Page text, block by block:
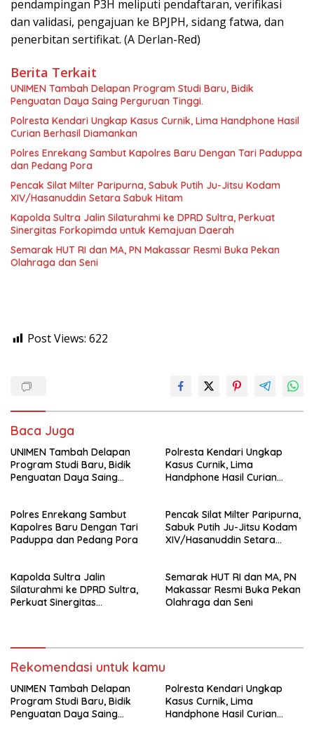
pendampingan P3H meliputi pendaftaran, verifikasi
dan validasi, pengajuan ke BPJPH, sidang fatwa, dan
penerbitan sertifikat. (A Derlan-Red)
Berita Terkait
UNIMEN Tambah Delapan Program Studi Baru, Bidik
Penguatan Daya Saing Perguruan Tinggi.
Polresta Kendari Ungkap Kasus Curnik, Lima Handphone Hasil
Curian Berhasil Diamankan
Polres Enrekang Sambut Kapolres Baru Dengan Tari Paduppa
dan Pedang Pora
Pencak Silat Milter Paripurna, Sabuk Putih Ju-Jitsu Kodam
XIV/Hasanuddin Setara Sabuk Hitam
Kapolda Sultra Jalin Silaturahmi ke DPRD Sultra, Perkuat
Sinergitas Forkopimda untuk Kemajuan Daerah
Semarak HUT RI dan MA, PN Makassar Resmi Buka Pekan
Olahraga dan Seni
Post Views: 622
Baca Juga
UNIMEN Tambah Delapan
Program Studi Baru, Bidik
Penguatan Daya Saing
Polresta Kendari Ungkap
Kasus Curnik, Lima
Handphone Hasil Curian
Polres Enrekang Sambut
Kapolres Baru Dengan Tari
Paduppa dan Pedang Pora
Pencak Silat Milter Paripurna,
Sabuk Putih Ju-Jitsu Kodam
XIV/Hasanuddin Setara
Kapolda Sultra Jalin
Silaturahmi ke DPRD Sultra,
Perkuat Sinergitas
Semarak HUT RI dan MA, PN
Makassar Resmi Buka Pekan
Olahraga dan Seni
Rekomendasi untuk kamu
UNIMEN Tambah Delapan
Program Studi Baru, Bidik
Penguatan Daya Saing
Polresta Kendari Ungkap
Kasus Curnik, Lima
Handphone Hasil Curian